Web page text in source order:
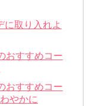
に取り入れよ
おすすめコー
おすすめコー
やかに